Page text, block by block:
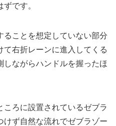
です。
ることを想定していない部分
右折レーンに進入してくる
ながらハンドルを握ったほ
ころに設置されているゼブラ
けず自然な流れでゼブラゾー